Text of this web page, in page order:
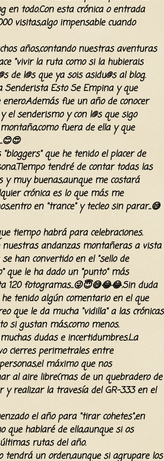
en todo.Con esta crónicao entrada
visitas,algo impensable cuando
años,contando nuestras aventuras
"vivir la ruta como si la hubierais
de l@s que ya sois asidu@s al blog.
Senderista Esto Se Empina y que
Ademásfue un año de conocer
senderismo y con l@s que sigo
fuera de ella y que
que he tenido el placer de
tendré de contar todas las
y muy buenas,aunque me costará
crónica es lo que más me
en "trance" y tecleo sin parar...😅
tiempo habrá para celebraciones.
andanzas montañeras a vista
han convertido en el "sello de
que le ha dado un "punto" más
fotogramas...😜😇😅😂😂.Sin duda
tenido algún comentario en el que
que le da mucha "vidilla" a las crónicas
si gustan más,como menos.
dudas e incertidumbres.La
cierres perimetrales entre
máximoque nos
al aire libre(mas de un quebradero de
y realizar la travesía del GR-333 en el
el año para "tirar cohetes",en
que hablaré de ella,aunque si os
rutas del año.
tendrá un orden,aunque si agrupare los